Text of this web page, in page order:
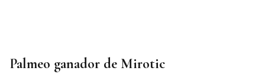
Palmeo ganador de Mirotic